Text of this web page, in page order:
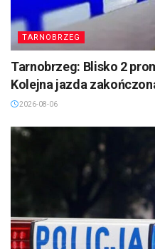
TARNOBRZEG
Tarnobrzeg: Blisko 2
Kolejna jazda
2026-08-06